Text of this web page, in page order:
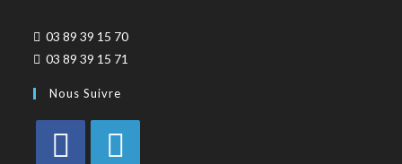
03 89 39 15 70
03 89 39 15 71
Nous Suivre